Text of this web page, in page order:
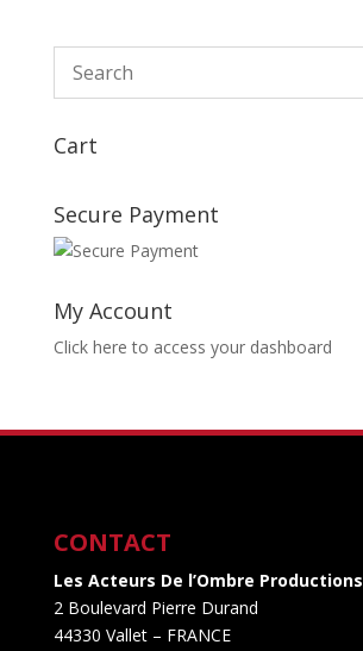
était :
9,00€.
est :
Cart
Secure Payment
My Account
Click here to access your dashboard
CONTACT
Les Acteurs De l’Ombre Productions
2 Boulevard Pierre Durand
44330 Vallet– FRANCE